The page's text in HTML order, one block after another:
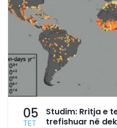
05
TET
Studim: Rritja e
trefishuar në